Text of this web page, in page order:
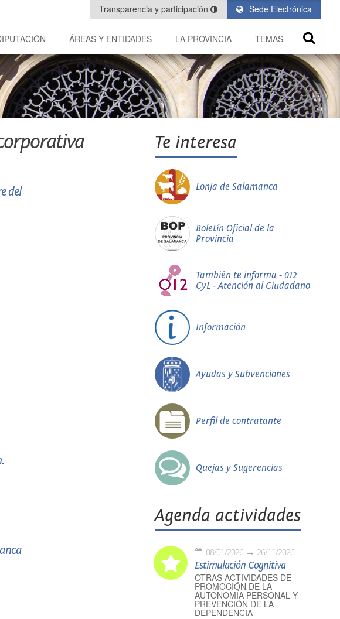
Sede Electrónica
Transparencia y participación
ÁREAS Y ENTIDADES LA PROVINCIA TEMAS
del
Te interesa
Lonja de Salamanca
Boletín Oficial de la
Provincia
También te informa - 012
CyL - Atención al Ciudadano
Información
Ayudas y Subvenciones
Perfil de contratante
Quejas y Sugerencias
Agenda actividades
08/01/2026 26/11/2026
Estimulación Cognitiva
OTRAS ACTIVIDADES DE
PROMOCIÓN DE LA
AUTONOMÍA PERSONAL Y
PREVENCIÓN DE LA
DEPENDENCIA